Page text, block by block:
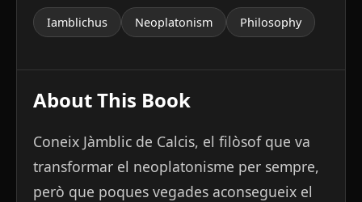
Iamblichus Neoplatonism Philosophy
About This Book
Coneix Jàmblic de Calcis, el filòsof que va
transformar el neoplatonisme per sempre,
però que poques vegades aconsegueix el